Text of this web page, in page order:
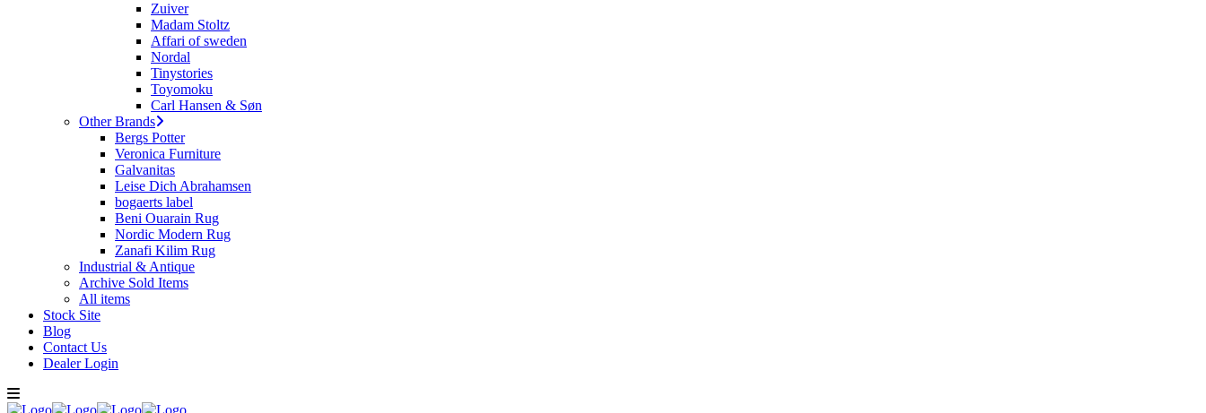
Zuiver
Madam Stoltz
Affari of sweden
Nordal
Tinystories
Toyomoku
Carl Hansen & Søn
Other Brands
Bergs Potter
Veronica Furniture
Galvanitas
Leise Dich Abrahamsen
bogaerts label
Beni Ouarain Rug
Nordic Modern Rug
Zanafi Kilim Rug
Industrial & Antique
Archive Sold Items
All items
Stock Site
Blog
Contact Us
Dealer Login